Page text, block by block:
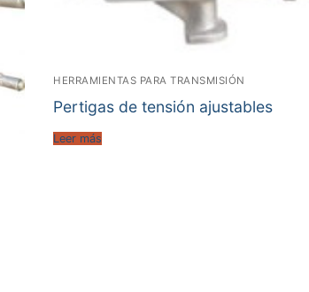
HERRAMIENTAS PARA TRANSMISIÓN
Pertigas de tensión ajustables
Leer más